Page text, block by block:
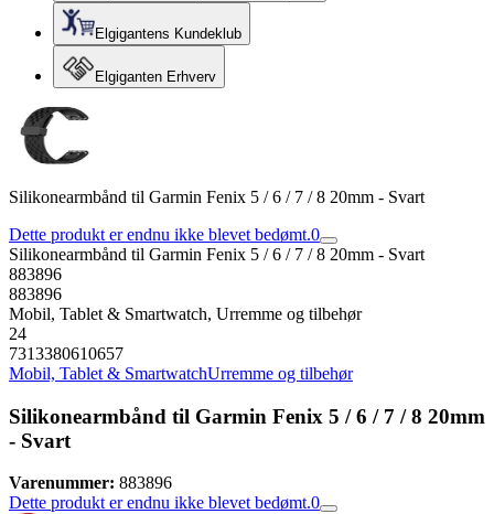
Elgigantens Kundeklub
Elgiganten Erhverv
Silikonearmbånd til Garmin Fenix 5 / 6 / 7 / 8 20mm - Svart
Dette produkt er endnu ikke blevet bedømt.0
Silikonearmbånd til Garmin Fenix 5 / 6 / 7 / 8 20mm - Svart
883896
883896
Mobil, Tablet & Smartwatch, Urremme og tilbehør
24
7313380610657
Mobil, Tablet & SmartwatchUrremme og tilbehør
Silikonearmbånd til Garmin Fenix 5 / 6 / 7 / 8 20mm
- Svart
Varenummer: 883896
Dette produkt er endnu ikke blevet bedømt.0